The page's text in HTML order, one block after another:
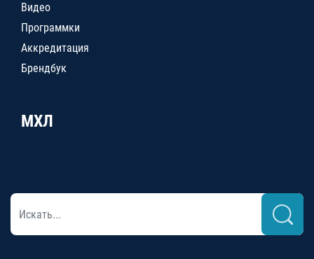
Видео
Программки
Аккредитация
Брендбук
МХЛ